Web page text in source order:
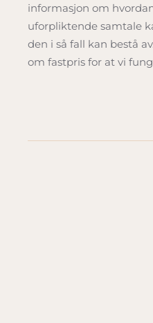
informasjon om
uforpliktende samtale
den i så fall kan bestå
om fastpris for at vi